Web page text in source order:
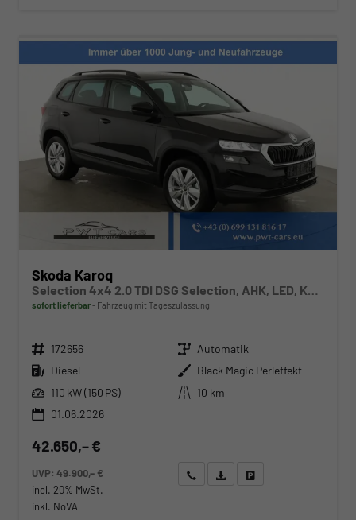
Skoda Karoq
Selection 4x4 2.0 TDI DSG Selection, AHK, LED, Kamera, Winter, 4 J.-Garantie
sofort lieferbar Fahrzeug mit Tageszulassung
Fahrzeugnr. 172656 Getriebe Automatik
Kraftstoff Diesel Außenfarbe Black Magic Perleffekt
Leistung 110 kW (150 PS) Kilometerstand
10 km
01.06.2026
42.650,– €
UVP:49.900,– €
incl. 20% MwSt.
inkl. NoVA
Wir rufen Sie anAngebot drucken (PDF)